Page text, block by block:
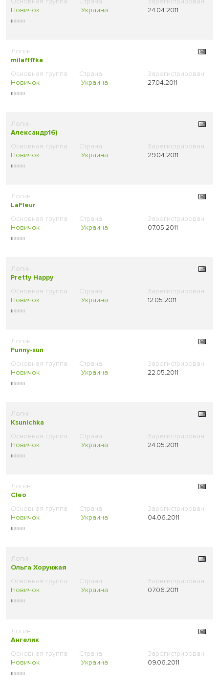
Новичок Украина 24.04.2011
milaffffka
Новичок Украина 27.04.2011
Александр16)
Новичок Украина 29.04.2011
LaFleur
Новичок Украина 07.05.2011
Pretty Happy
Новичок Украина 12.05.2011
Funny-sun
Новичок Украина 22.05.2011
Ksunichka
Новичок Украина 24.05.2011
Cleo
Новичок Украина 04.06.2011
Ольга Хорунжая
Новичок Украина 07.06.2011
Ангелик
Новичок Украина 09.06.2011